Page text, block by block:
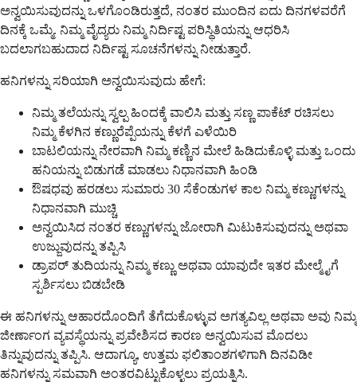
ಅನ್ವಯಿಸುವುದನ್ನು ಒಳಗೊಂಡಿರುತ್ತದೆ, ನಂತರ ಮುಂದಿನ ಐದು ದಿನಗಳವರೆಗೆ
ದಿನಕ್ಕೆ ಒಮ್ಮೆ. ನಿಮ್ಮ ವೈದ್ಯರು ನಿಮ್ಮ ನಿರ್ದಿಷ್ಟ ಪರಿಸ್ಥಿತಿಯನ್ನು ಆಧರಿಸಿ
ಬದಲಾಗಬಹುದಾದ ನಿರ್ದಿಷ್ಟ ಸೂಚನೆಗಳನ್ನು ನೀಡುತ್ತಾರೆ.
ಹನಿಗಳನ್ನು ಸರಿಯಾಗಿ ಅನ್ವಯಿಸುವುದು ಹೇಗೆ:
ನಿಮ್ಮ ತಲೆಯನ್ನು ಸ್ವಲ್ಪ ಹಿಂದಕ್ಕೆ ವಾಲಿಸಿ ಮತ್ತು ಸಣ್ಣ ಪಾಕೆಟ್ ರಚಿಸಲು
ನಿಮ್ಮ ಕೆಳಗಿನ ಕಣ್ಣುರೆಪ್ಪೆಯನ್ನು ಕೆಳಗೆ ಎಳೆಯಿರಿ
ಬಾಟಲಿಯನ್ನು ನೇರವಾಗಿ ನಿಮ್ಮ ಕಣ್ಣಿನ ಮೇಲೆ ಹಿಡಿದುಕೊಳ್ಳಿ ಮತ್ತು ಒಂದು
ಹನಿಯನ್ನು ಬಿಡುಗಡೆ ಮಾಡಲು ನಿಧಾನವಾಗಿ ಹಿಂಡಿ
ಔಷಧವು ಹರಡಲು ಸುಮಾರು 30 ಸೆಕೆಂಡುಗಳ ಕಾಲ ನಿಮ್ಮ ಕಣ್ಣುಗಳನ್ನು
ನಿಧಾನವಾಗಿ ಮುಚ್ಚಿ
ಅನ್ವಯಿಸಿದ ನಂತರ ಕಣ್ಣುಗಳನ್ನು ಜೋರಾಗಿ ಮಿಟುಕಿಸುವುದನ್ನು ಅಥವಾ
ಉಜ್ಜುವುದನ್ನು ತಪ್ಪಿಸಿ
ಡ್ರಾಪರ್ ತುದಿಯನ್ನು ನಿಮ್ಮ ಕಣ್ಣು ಅಥವಾ ಯಾವುದೇ ಇತರ ಮೇಲ್ಮೈಗೆ
ಸ್ಪರ್ಶಿಸಲು ಬಿಡಬೇಡಿ
ಈ ಹನಿಗಳನ್ನು ಆಹಾರದೊಂದಿಗೆ ತೆಗೆದುಕೊಳ್ಳುವ ಅಗತ್ಯವಿಲ್ಲ ಅಥವಾ ಅವು ನಿಮ್ಮ
ಜೀರ್ಣಾಂಗ ವ್ಯವಸ್ಥೆಯನ್ನು ಪ್ರವೇಶಿಸದ ಕಾರಣ ಅನ್ವಯಿಸುವ ಮೊದಲು
ತಿನ್ನುವುದನ್ನು ತಪ್ಪಿಸಿ. ಆದಾಗ್ಯೂ, ಉತ್ತಮ ಫಲಿತಾಂಶಗಳಿಗಾಗಿ ದಿನವಿಡೀ
ಹನಿಗಳನ್ನು ಸಮವಾಗಿ ಅಂತರವಿಟ್ಟುಕೊಳ್ಳಲು ಪ್ರಯತ್ನಿಸಿ.